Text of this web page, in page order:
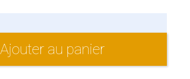
Ajouter au panier